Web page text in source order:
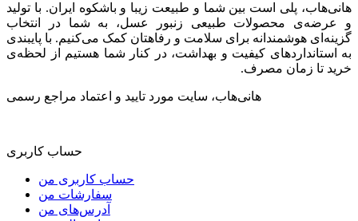
هانی‌هاب، پلی است بین شما و طبیعت زیبا و باشکوه ایران. با تولید
و عرضه‌ی محصولات طبیعی زنبور عسل، به شما در انتخاب
گزینه‌ای هوشمندانه برای سلامت و رفاهتان کمک می‌کنیم. با پایبندی
به استانداردهای کیفیت و بهداشت، در کنار شما هستیم از لحظه‌ی
خرید تا زمان مصرف.
هانی‌هاب، سایت مورد تایید و اعتماد مراجع رسمی
حساب کاربری
حساب کاربری من
سفارشات من
آدرس‌های من